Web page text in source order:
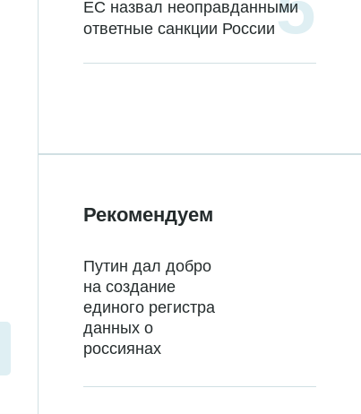
ЕС назвал неоправданными
ответные санкции России
Рекомендуем
Путин дал добро
на создание
единого регистра
данных о
россиянах